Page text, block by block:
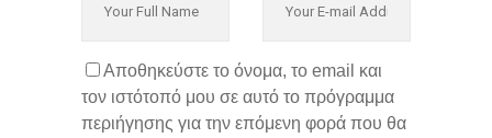
Αποθηκεύστε το όνομα, το email και
τον ιστότοπό μου σε αυτό το πρόγραμμα
περιήγησης για την επόμενη φορά που θα